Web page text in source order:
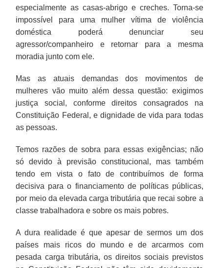
especialmente as casas-abrigo e creches. Torna-se
impossível para uma mulher vítima de violência
doméstica poderá denunciar seu
agressor/companheiro e retornar para a mesma
moradia junto com ele.
Mas as atuais demandas dos movimentos de
mulheres vão muito além dessa questão: exigimos
justiça social, conforme direitos consagrados na
Constituição Federal, e dignidade de vida para todas
as pessoas.
Temos razões de sobra para essas exigências; não
só devido à previsão constitucional, mas também
tendo em vista o fato de contribuímos de forma
decisiva para o financiamento de políticas públicas,
por meio da elevada carga tributária que recai sobre a
classe trabalhadora e sobre os mais pobres.
A dura realidade é que apesar de sermos um dos
países mais ricos do mundo e de arcarmos com
pesada carga tributária, os direitos sociais previstos